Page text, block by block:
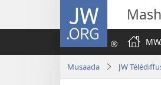
JW.ORG
Musaada JW